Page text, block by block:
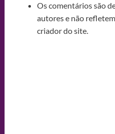
Os comentários são
autores e não
criador do site.